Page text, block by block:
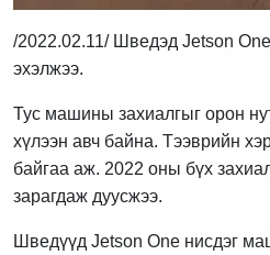
/2022.02.11/ Шведэд Jetson
эхэлжээ.
Тус машины захиалгыг орон
хүлээн авч байна. Тээврийн
байгаа аж. 2022 оны бүх
зарагдаж дуусжээ.
Шведүүд Jetson One нисдэг